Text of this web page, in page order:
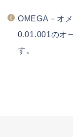
OMEGA－オ
0.01.001のオ
す。